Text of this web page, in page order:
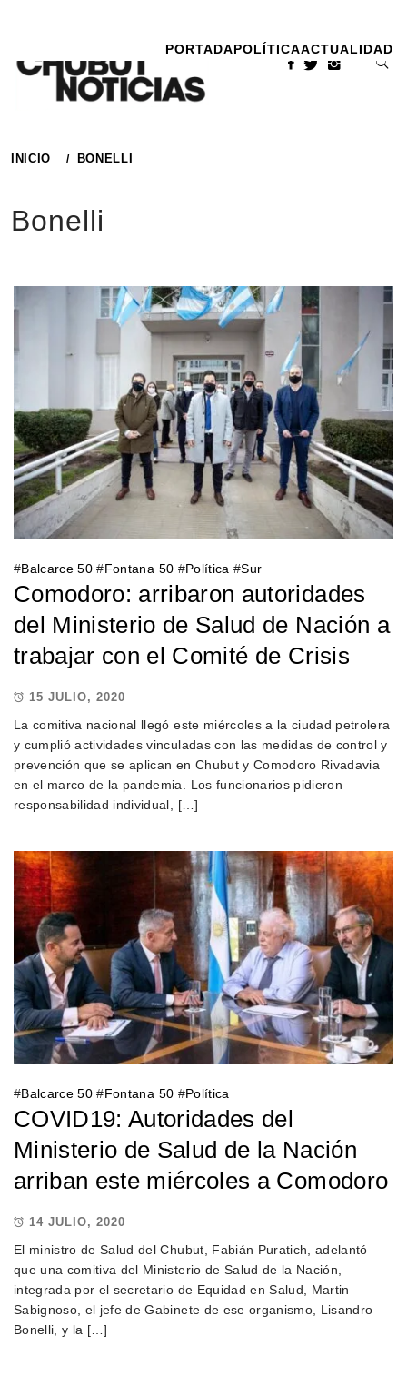
contenido
PORTADAPOLÍTICAACTUALIDAD
INICIO BONELLI
Bonelli
#Balcarce 50 #Fontana 50 #Política #Sur
Comodoro: arribaron autoridades
del Ministerio de Salud de Nación a
trabajar con el Comité de Crisis
15 JULIO, 2020
La comitiva nacional llegó este miércoles a la ciudad petrolera
y cumplió actividades vinculadas con las medidas de control y
prevención que se aplican en Chubut y Comodoro Rivadavia
en el marco de la pandemia. Los funcionarios pidieron
responsabilidad individual, […]
#Balcarce 50 #Fontana 50 #Política
COVID19: Autoridades del
Ministerio de Salud de la Nación
arriban este miércoles a Comodoro
14 JULIO, 2020
El ministro de Salud del Chubut, Fabián Puratich, adelantó
que una comitiva del Ministerio de Salud de la Nación,
integrada por el secretario de Equidad en Salud, Martin
Sabignoso, el jefe de Gabinete de ese organismo, Lisandro
Bonelli, y la […]